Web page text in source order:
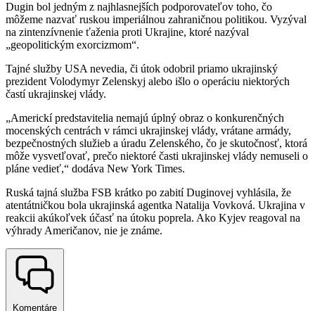
Dugin bol jedným z najhlasnejších podporovateľov toho, čo
môžeme nazvať ruskou imperiálnou zahraničnou politikou. Vyzýval
na zintenzívnenie ťaženia proti Ukrajine, ktoré nazýval
„geopolitickým exorcizmom“.
Tajné služby USA nevedia, či útok odobril priamo ukrajinský
prezident Volodymyr Zelenskyj alebo išlo o operáciu niektorých
častí ukrajinskej vlády.
„Americkí predstavitelia nemajú úplný obraz o konkurenčných
mocenských centrách v rámci ukrajinskej vlády, vrátane armády,
bezpečnostných služieb a úradu Zelenského, čo je skutočnosť, ktorá
môže vysvetľovať, prečo niektoré časti ukrajinskej vlády nemuseli o
pláne vedieť,“ dodáva New York Times.
Ruská tajná služba FSB krátko po zabití Duginovej vyhlásila, že
atentátničkou bola ukrajinská agentka Natalija Vovková. Ukrajina v
reakcii akúkoľvek účasť na útoku poprela. Ako Kyjev reagoval na
výhrady Američanov, nie je známe.
Komentáre